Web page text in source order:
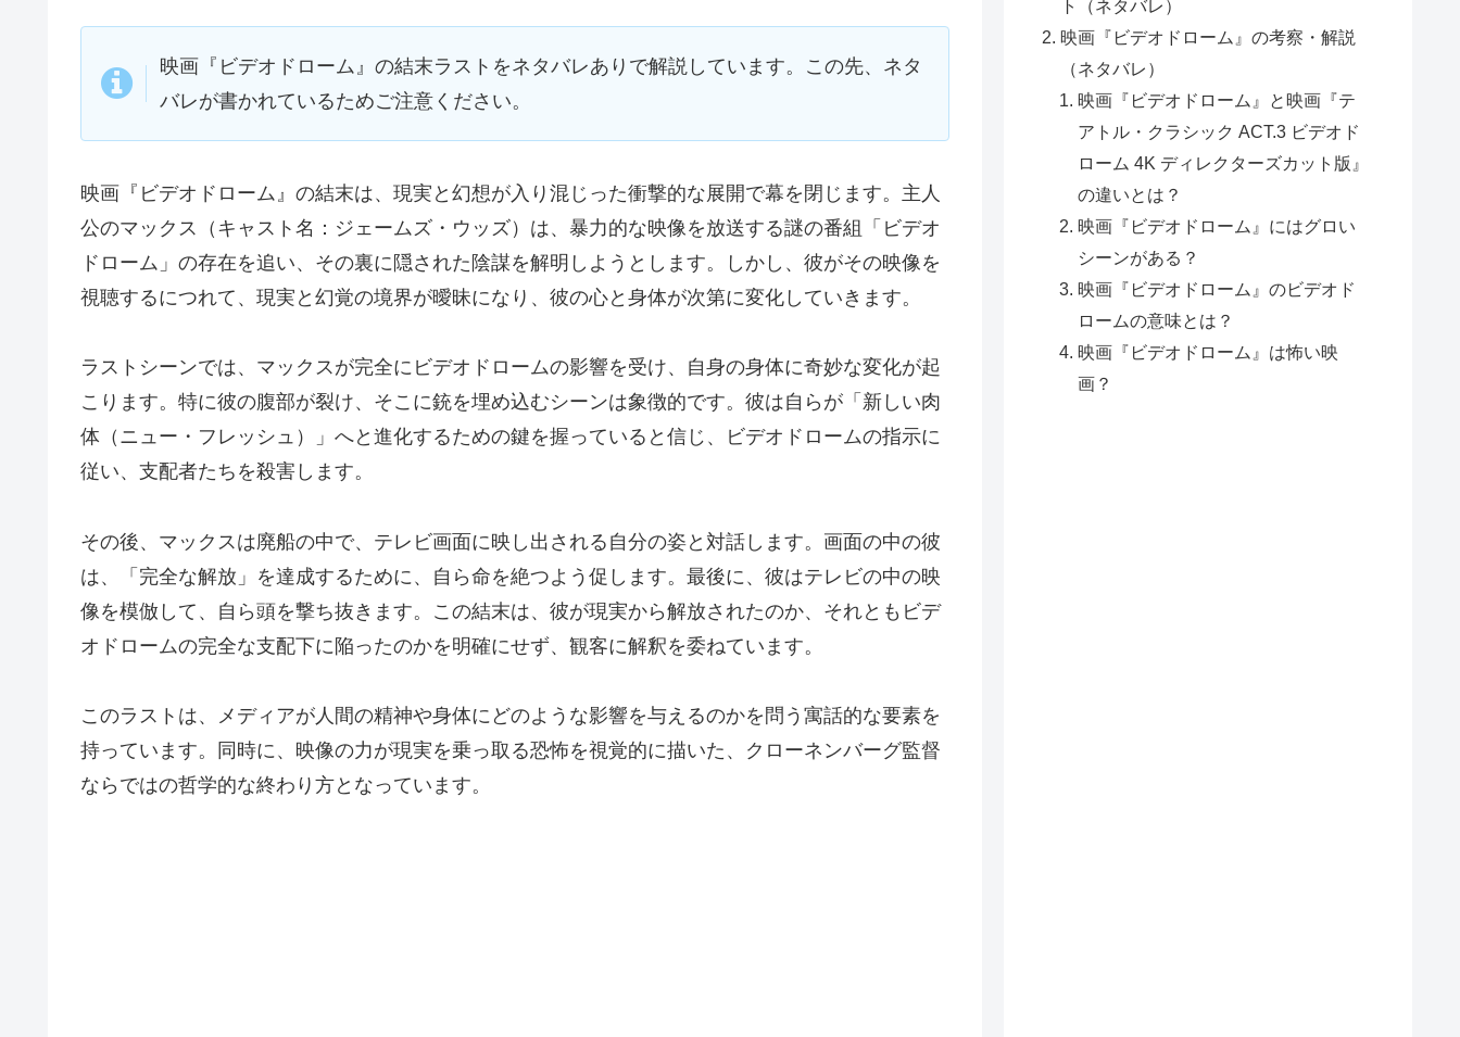
映画『ビデオドローム』の結末ラストをネタバレありで解説しています。この先、ネタ
バレが書かれているためご注意ください。
映画『ビデオドローム』の結末は、現実と幻想が入り混じった衝撃的な展開で幕を閉じます。主人
公のマックス（キャスト名：ジェームズ・ウッズ）は、暴力的な映像を放送する謎の番組「ビデオ
ドローム」の存在を追い、その裏に隠された陰謀を解明しようとします。しかし、彼がその映像を
視聴するにつれて、現実と幻覚の境界が曖昧になり、彼の心と身体が次第に変化していきます。
ラストシーンでは、マックスが完全にビデオドロームの影響を受け、自身の身体に奇妙な変化が起
こります。特に彼の腹部が裂け、そこに銃を埋め込むシーンは象徴的です。彼は自らが「新しい肉
体（ニュー・フレッシュ）」へと進化するための鍵を握っていると信じ、ビデオドロームの指示に
従い、支配者たちを殺害します。
その後、マックスは廃船の中で、テレビ画面に映し出される自分の姿と対話します。画面の中の彼
は、「完全な解放」を達成するために、自ら命を絶つよう促します。最後に、彼はテレビの中の映
像を模倣して、自ら頭を撃ち抜きます。この結末は、彼が現実から解放されたのか、それともビデ
オドロームの完全な支配下に陥ったのかを明確にせず、観客に解釈を委ねています。
このラストは、メディアが人間の精神や身体にどのような影響を与えるのかを問う寓話的な要素を
持っています。同時に、映像の力が現実を乗っ取る恐怖を視覚的に描いた、クローネンバーグ監督
ならではの哲学的な終わり方となっています。
ト（ネタバレ）
映画『ビデオドローム』の考察・解説
（ネタバレ）
映画『ビデオドローム』と映画『テ
アトル・クラシック ACT.3 ビデオド
ローム 4K ディレクターズカット版』
の違いとは？
映画『ビデオドローム』にはグロい
シーンがある？
映画『ビデオドローム』のビデオド
ロームの意味とは？
映画『ビデオドローム』は怖い映
画？